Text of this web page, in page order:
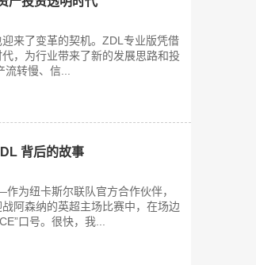
来了变革的契机。ZDL专业版凭借
，为行业带来了新的发展思路和投
流转慢、信...
背后的故事
为纽卡斯尔联队官方合作伙伴，
阿森纳的英超主场比赛中，在场边
口号。很快，我...